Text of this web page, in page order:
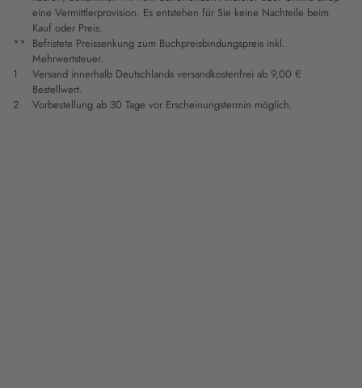
eine Vermittlerprovision. Es entstehen für Sie keine Nachteile beim
Kauf oder Preis.
** Befristete Preissenkung zum Buchpreisbindungspreis inkl.
Mehrwertsteuer.
1
Versand innerhalb Deutschlands versandkostenfrei ab 9,00 €
Bestellwert.
2
Vorbestellung ab 30 Tage vor Erscheinungstermin möglich.